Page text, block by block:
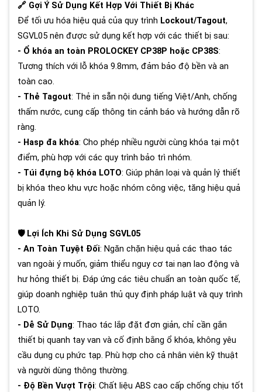
🔗 Gợi Ý Sử Dụng Kết Hợp Với Thiết Bị Khác
Để tối ưu hóa hiệu quả của quy trình Lockout/Tagout,
SGVL05 nên được sử dụng kết hợp với các thiết bị sau:
- Ổ khóa an toàn PROLOCKEY CP38P hoặc CP38S:
Tương thích với lỗ khóa 9.8mm, đảm bảo độ bền và an
toàn cao.
- Thẻ Tagout: Thẻ in sẵn nội dung tiếng Việt/Anh, chống
thấm nước, cung cấp thông tin cảnh báo và hướng dẫn rõ
ràng.
- Hasp đa khóa: Cho phép nhiều người cùng khóa tại một
điểm, phù hợp với các quy trình bảo trì nhóm.
- Túi đựng bộ khóa LOTO: Giúp phân loại và quản lý thiết
bị khóa theo khu vực hoặc nhóm công việc, tăng hiệu quả
quản lý.
🛡️ Lợi Ích Khi Sử Dụng SGVL05
- An Toàn Tuyệt Đối: Ngăn chặn hiệu quả các thao tác
van ngoài ý muốn, giảm thiểu nguy cơ tai nạn lao động và
hư hỏng thiết bị. Đáp ứng các tiêu chuẩn an toàn quốc tế,
giúp doanh nghiệp tuân thủ quy định pháp luật và quy trình
LOTO.
- Dễ Sử Dụng: Thao tác lắp đặt đơn giản, chỉ cần gắn
thiết bị quanh tay van và cố định bằng ổ khóa, không yêu
cầu dụng cụ phức tạp. Phù hợp cho cả nhân viên kỹ thuật
và người dùng thông thường.
- Độ Bền Vượt Trội: Chất liệu ABS cao cấp chống chịu tốt